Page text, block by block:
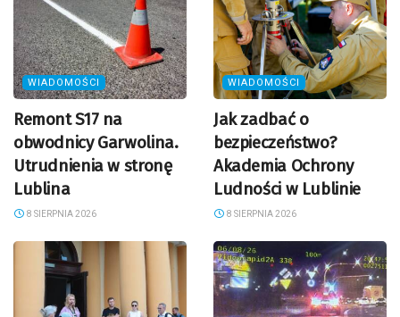
WIADOMOŚCI
Remont S17 na
obwodnicy Garwolina.
Utrudnienia w stronę
Lublina
8 SIERPNIA 2026
WIADOMOŚCI
Jak zadbać o
bezpieczeństwo?
Akademia Ochrony
Ludności w Lublinie
8 SIERPNIA 2026